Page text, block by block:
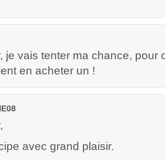
je vais tenter ma chance, pour
en acheter un !
avec grand plaisir.